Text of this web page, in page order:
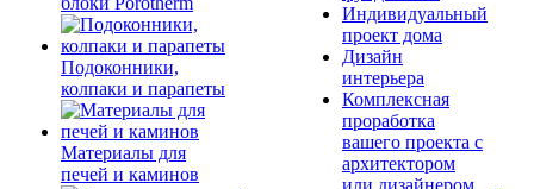
Подоконники,
колпаки и парапеты
Материалы для
печей и каминов
Индивидуальный
проект дома
Дизайн
интерьера
Комплексная
проработка
вашего проекта с
архитектором
или дизайнером